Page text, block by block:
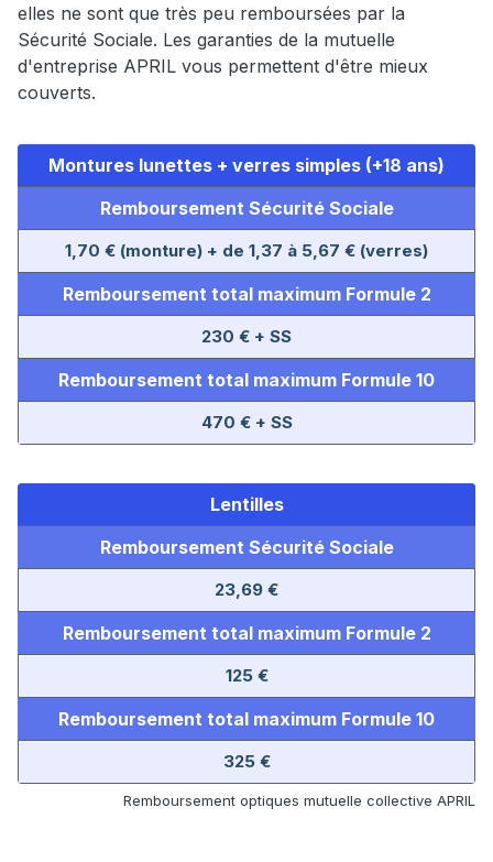
elles ne sont que très peu remboursées par la
Sécurité Sociale. Les garanties de la mutuelle
d'entreprise APRIL vous permettent d'être mieux
couverts.
Montures lunettes + verres simples (+18 ans)
Remboursement Sécurité Sociale
1,70 € (monture) + de 1,37 à 5,67 € (verres)
Remboursement total maximum Formule 2
230 € + SS
Remboursement total maximum Formule 10
470 € + SS
Lentilles
Remboursement Sécurité Sociale
23,69 €
Remboursement total maximum Formule 2
125 €
Remboursement total maximum Formule 10
325 €
Remboursement optiques mutuelle collective APRIL